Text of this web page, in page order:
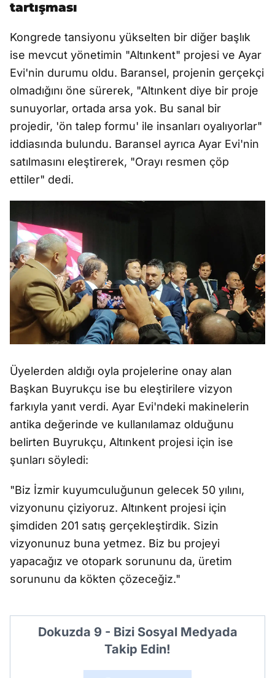
tartışması
Kongrede tansiyonu yükselten bir diğer başlık
ise mevcut yönetimin "Altınkent" projesi ve Ayar
Evi'nin durumu oldu. Baransel, projenin gerçekçi
olmadığını öne sürerek, "Altınkent diye bir proje
sunuyorlar, ortada arsa yok. Bu sanal bir
projedir, 'ön talep formu' ile insanları oyalıyorlar"
iddiasında bulundu. Baransel ayrıca Ayar Evi'nin
satılmasını eleştirerek, "Orayı resmen çöp
ettiler" dedi.
Üyelerden aldığı oyla projelerine onay alan
Başkan Buyrukçu ise bu eleştirilere vizyon
farkıyla yanıt verdi. Ayar Evi'ndeki makinelerin
antika değerinde ve kullanılamaz olduğunu
belirten Buyrukçu, Altınkent projesi için ise
şunları söyledi:
"Biz İzmir kuyumculuğunun gelecek 50 yılını,
vizyonunu çiziyoruz. Altınkent projesi için
şimdiden 201 satış gerçekleştirdik. Sizin
vizyonunuz buna yetmez. Biz bu projeyi
yapacağız ve otopark sorununu da, üretim
sorununu da kökten çözeceğiz."
Dokuzda 9 - Bizi Sosyal Medyada
Takip Edin!